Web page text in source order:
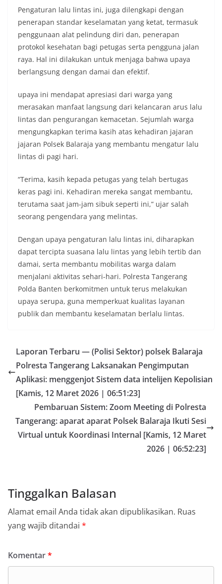
Pengaturan lalu lintas ini, juga dilengkapi dengan
penerapan standar keselamatan yang ketat, termasuk
penggunaan alat pelindung diri dan, penerapan
protokol kesehatan bagi petugas serta pengguna jalan
raya. Hal ini dilakukan untuk menjaga bahwa upaya
berlangsung dengan damai dan efektif.
upaya ini mendapat apresiasi dari warga yang
merasakan manfaat langsung dari kelancaran arus lalu
lintas dan pengurangan kemacetan. Sejumlah warga
mengungkapkan terima kasih atas kehadiran jajaran
jajaran Polsek Balaraja yang membantu mengatur lalu
lintas di pagi hari.
“Terima, kasih kepada petugas yang telah bertugas
keras pagi ini. Kehadiran mereka sangat membantu,
terutama saat jam-jam sibuk seperti ini,” ujar salah
seorang pengendara yang melintas.
Dengan upaya pengaturan lalu lintas ini, diharapkan
dapat tercipta suasana lalu lintas yang lebih tertib dan
damai, serta membantu mobilitas warga dalam
menjalani aktivitas sehari-hari. Polresta Tangerang
Polda Banten berkomitmen untuk terus melakukan
upaya serupa, guna memperkuat kualitas layanan
publik dan membantu keselamatan berlalu lintas.
Laporan Terbaru — (Polisi Sektor) polsek Balaraja
Polresta Tangerang Laksanakan Pengimputan
Aplikasi: menggenjot Sistem data intelijen Kepolisian
[Kamis, 12 Maret 2026 | 06:51:23]
Pembaruan Sistem: Zoom Meeting di Polresta
Tangerang: aparat aparat Polsek Balaraja Ikuti Sesi
Virtual untuk Koordinasi Internal [Kamis, 12 Maret
2026 | 06:52:23]
Tinggalkan Balasan
Alamat email Anda tidak akan dipublikasikan. Ruas
yang wajib ditandai *
Komentar*